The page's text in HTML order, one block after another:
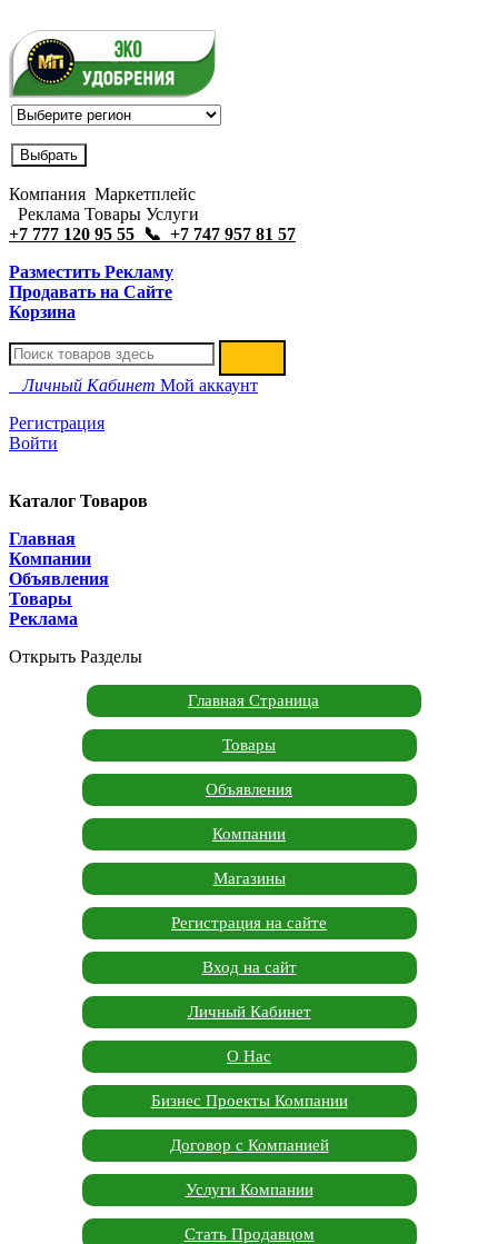
Компания Маркетплейс
Реклама Товары Услуги
+7 777 120 95 55 📞 +7 747 957 81 57
Разместить Рекламу
Продавать на Сайте
Корзина
Личный Кабинет Мой аккаунт
Регистрация
Войти
Каталог Товаров
Главная
Компании
Объявления
Товары
Реклама
Открыть Разделы
Главная Страница
Товары
Объявления
Компании
Магазины
Регистрация на сайте
Вход на сайт
Личный Кабинет
О Нас
Бизнес Проекты Компании
Договор с Компанией
Услуги Компании
Стать Продавцом